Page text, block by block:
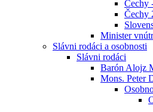
Čechy
Čechy
Minister
Slávni rodáci a osobnosti
Slávni rodáci
Barón Alojz
Mons. Peter